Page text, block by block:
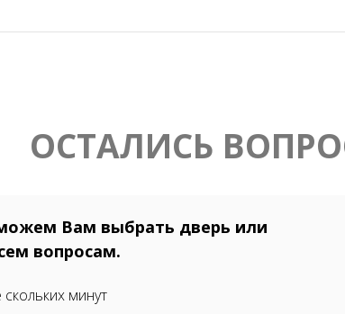
ОСТАЛИСЬ
Вам выбрать дверь или
вопросам.
минут